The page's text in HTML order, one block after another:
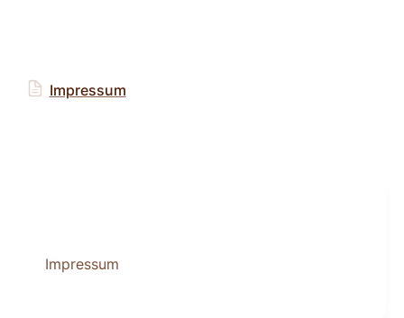
Impressum
Impressum